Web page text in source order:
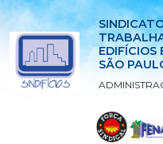
EDIFÍCIOS
SÃO